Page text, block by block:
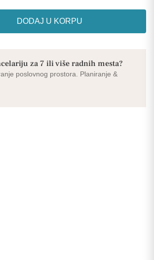
DODAJ U KORPU
za 7 ili više radnih mesta?
poslovnog prostora. Planiranje &